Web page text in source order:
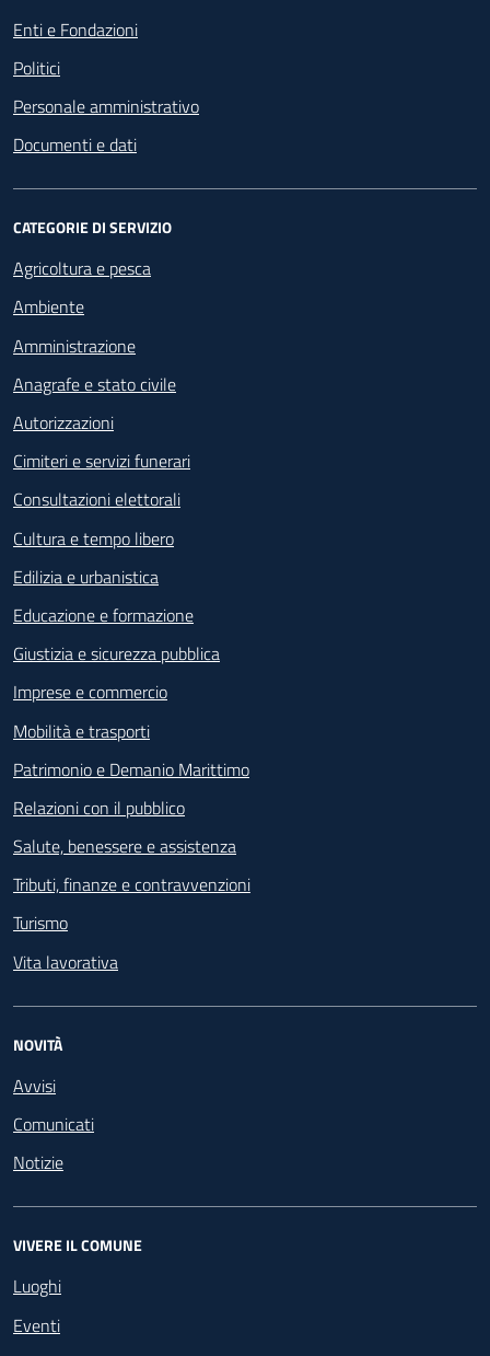
Enti e Fondazioni
Politici
Personale amministrativo
Documenti e dati
CATEGORIE DI SERVIZIO
Agricoltura e pesca
Ambiente
Amministrazione
Anagrafe e stato civile
Autorizzazioni
Cimiteri e servizi funerari
Consultazioni elettorali
Cultura e tempo libero
Edilizia e urbanistica
Educazione e formazione
Giustizia e sicurezza pubblica
Imprese e commercio
Mobilità e trasporti
Patrimonio e Demanio Marittimo
Relazioni con il pubblico
Salute, benessere e assistenza
Tributi, finanze e contravvenzioni
Turismo
Vita lavorativa
NOVITÀ
Avvisi
Comunicati
Notizie
VIVERE IL COMUNE
Luoghi
Eventi